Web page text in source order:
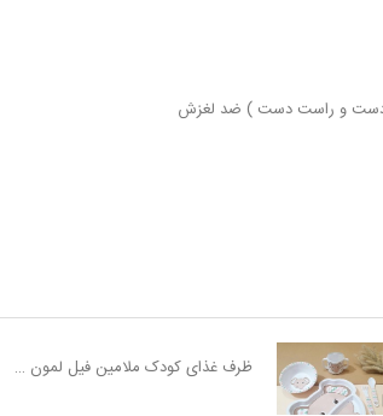
دست و راست دست ) ضد لغزش
ظرف غذای کودک ملامین فیل لمون Lemon